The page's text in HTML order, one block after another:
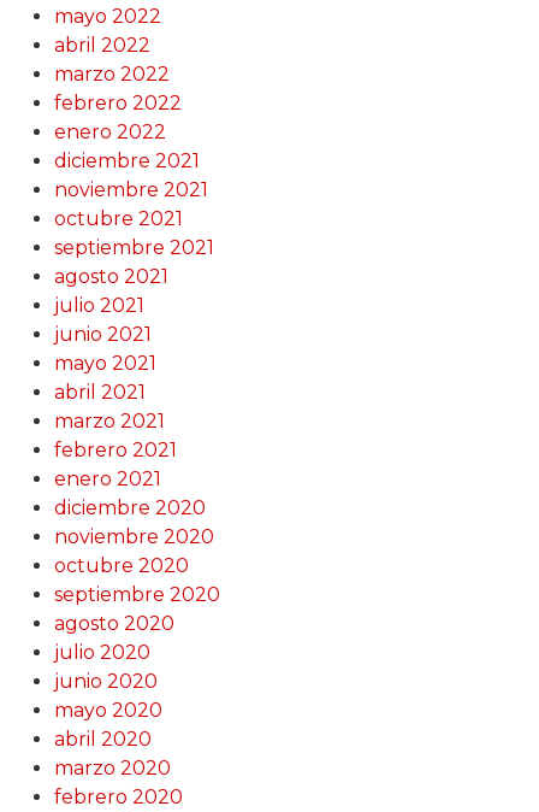
mayo 2022
abril 2022
marzo 2022
febrero 2022
enero 2022
diciembre 2021
noviembre 2021
octubre 2021
septiembre 2021
agosto 2021
julio 2021
junio 2021
mayo 2021
abril 2021
marzo 2021
febrero 2021
enero 2021
diciembre 2020
noviembre 2020
octubre 2020
septiembre 2020
agosto 2020
julio 2020
junio 2020
mayo 2020
abril 2020
marzo 2020
febrero 2020